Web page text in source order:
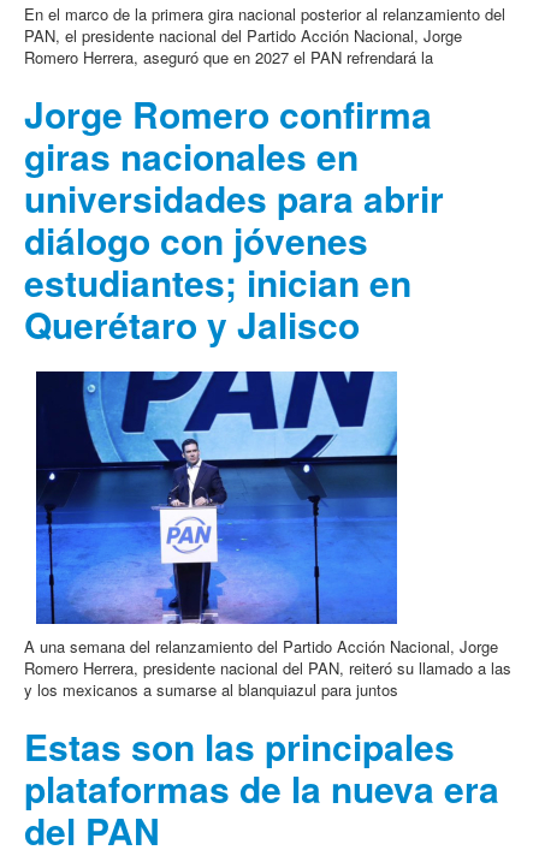
En el marco de la primera gira nacional posterior al relanzamiento del
PAN, el presidente nacional del Partido Acción Nacional, Jorge
Romero Herrera, aseguró que en 2027 el PAN refrendará la
Jorge Romero confirma
giras nacionales en
universidades para abrir
diálogo con jóvenes
estudiantes; inician en
Querétaro y Jalisco
A una semana del relanzamiento del Partido Acción Nacional, Jorge
Romero Herrera, presidente nacional del PAN, reiteró su llamado a las
y los mexicanos a sumarse al blanquiazul para juntos
Estas son las principales
plataformas de la nueva era
del PAN